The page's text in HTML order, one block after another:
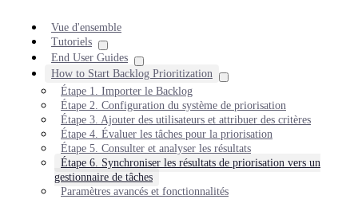
Vue d'ensemble
Tutoriels
End User Guides
How to Start Backlog Prioritization
Étape 1. Importer le Backlog
Étape 2. Configuration du système de priorisation
Étape 3. Ajouter des utilisateurs et attribuer des critères
Étape 4. Évaluer les tâches pour la priorisation
Étape 5. Consulter et analyser les résultats
Étape 6. Synchroniser les résultats de priorisation vers un
gestionnaire de tâches
Paramètres avancés et fonctionnalités